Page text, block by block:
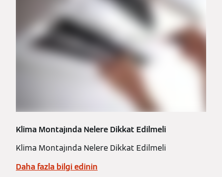
Klima Montajında Nelere Dikkat Edilmeli
Klima Montajında Nelere Dikkat Edilmeli
Daha fazla bilgi edinin